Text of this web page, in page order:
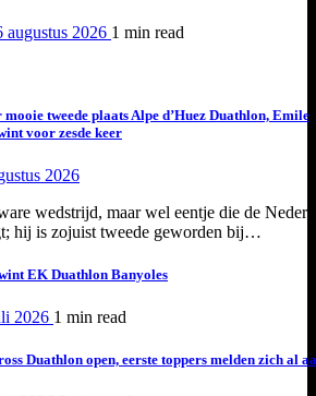
augustus 2026 1 min read
tweede plaats Alpe d’Huez Duathlon, Emile
voor zesde keer
2026
wedstrijd, maar wel eentje die de
hij is zojuist tweede geworden bij…
EK Duathlon Banyoles
2026 1 min read
Duathlon open, eerste toppers melden zich al